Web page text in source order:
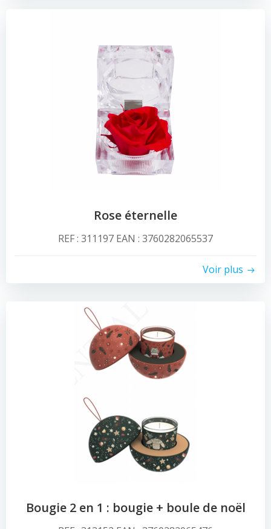
Rose éternelle
REF : 311197 EAN : 3760282065537
Voir plus
Bougie 2 en 1 : bougie + boule de noël